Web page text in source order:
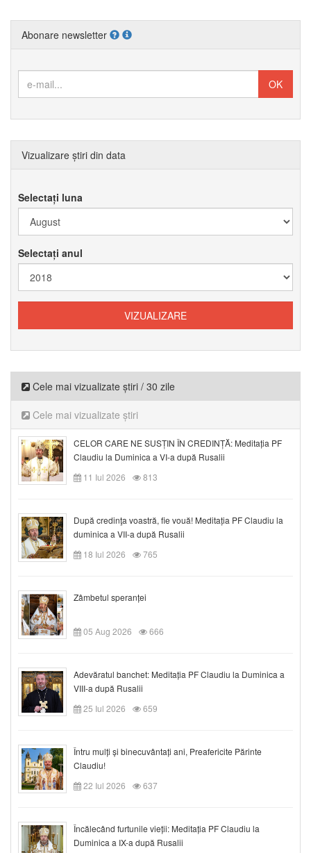
Abonare newsletter
Vizualizare știri din data
Selectați luna
Selectați anul
Cele mai vizualizate știri / 30 zile
Cele mai vizualizate știri
CELOR CARE NE SUSȚIN ÎN CREDINȚĂ: Meditația PF
Claudiu la Duminica a VI-a după Rusalii
11 Iul 2026
813
După credinţa voastră, fie vouă! Meditația PF Claudiu la
duminica a VII-a după Rusalii
18 Iul 2026
765
Zâmbetul speranței
05 Aug 2026 666
Adevăratul banchet: Meditația PF Claudiu la Duminica a
VIII-a după Rusalii
25 Iul 2026
659
Întru mulți și binecuvântați ani, Preafericite Părinte
Claudiu!
22 Iul 2026
637
Încălecând furtunile vieții: Meditația PF Claudiu la
Duminica a IX-a după Rusalii